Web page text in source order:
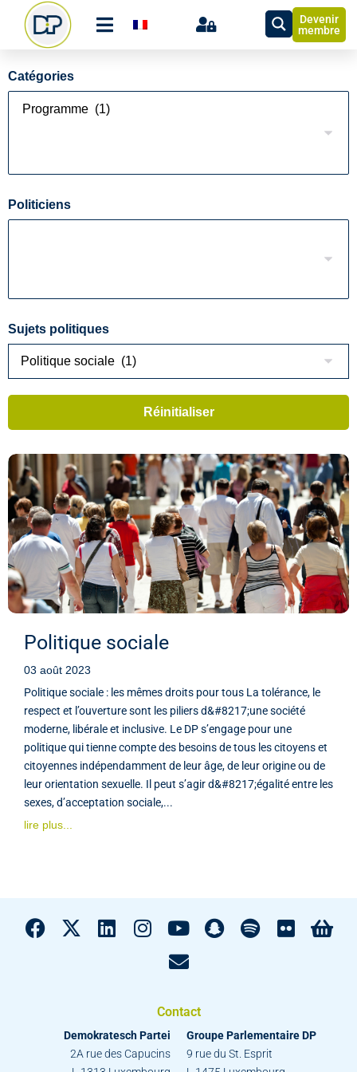
Devenir
membre
Catégories
Politiciens
Sujets politiques
Politique sociale
03 août 2023
Politique sociale : les mêmes droits pour tous La tolérance, le
respect et l’ouverture sont les piliers d&#8217;une société
moderne, libérale et inclusive. Le DP s’engage pour une
politique qui tienne compte des besoins de tous les citoyens et
citoyennes indépendamment de leur âge, de leur origine ou de
leur orientation sexuelle. Il peut s’agir d&#8217;égalité entre les
sexes, d’acceptation sociale,...
lire plus...
Contact
Demokratesch Partei
2A rue des Capucins
Groupe Parlementaire DP
9 rue du St. Esprit